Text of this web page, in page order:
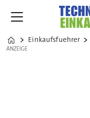
Home
Einkaufsfuehrer
ANZEIGE
ANZEIGE